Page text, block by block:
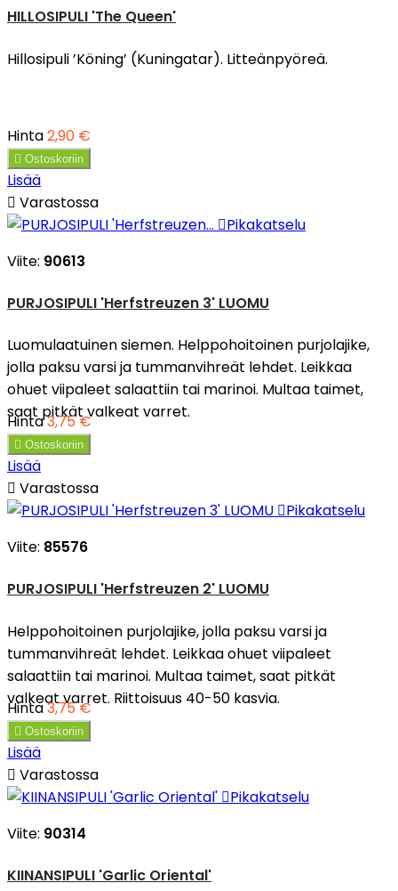
HILLOSIPULI 'The Queen'
Hillosipuli ’Köning’ (Kuningatar). Litteänpyöreä.
Hinta2,90 €
 Ostoskoriin
Lisää
 Varastossa
Pikakatselu
Viite: 90613
PURJOSIPULI 'Herfstreuzen 3' LUOMU
Luomulaatuinen siemen. Helppohoitoinen purjolajike,
jolla paksu varsi ja tummanvihreät lehdet. Leikkaa
ohuet viipaleet salaattiin tai marinoi. Multaa taimet,
saat pitkät valkeat varret.
Hinta3,75 €
 Ostoskoriin
Lisää
 Varastossa
Pikakatselu
Viite: 85576
PURJOSIPULI 'Herfstreuzen 2' LUOMU
Helppohoitoinen purjolajike, jolla paksu varsi ja
tummanvihreät lehdet. Leikkaa ohuet viipaleet
salaattiin tai marinoi. Multaa taimet, saat pitkät
valkeat varret. Riittoisuus 40-50 kasvia.
Hinta3,75 €
 Ostoskoriin
Lisää
 Varastossa
Pikakatselu
Viite: 90314
KIINANSIPULI 'Garlic Oriental'